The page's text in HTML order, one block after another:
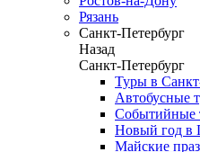
Рязань
Санкт-Петербург
Назад
Санкт-Петербург
Туры в
Автобусные
Событийные
Новый год в
Майские